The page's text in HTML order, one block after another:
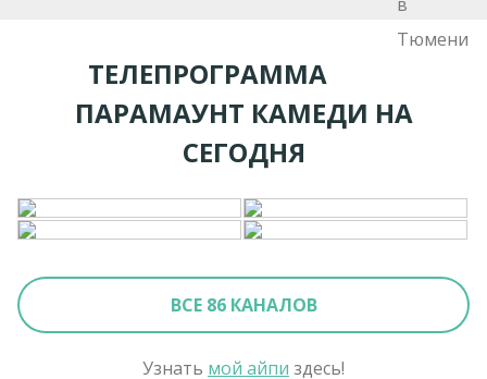
ТЕЛЕПРОГРАММА
ПАРАМАУНТ КАМЕДИ НА
СЕГОДНЯ
ВСЕ 86 КАНАЛОВ
Узнать мой айпи здесь!